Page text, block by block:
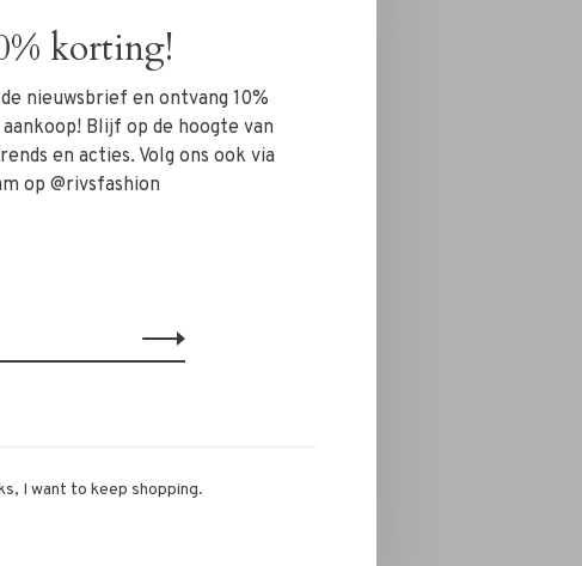
korting!
nieuwsbrief en ontvang 10%
Blijf op de hoogte van
en acties. Volg ons ook via
op @rivsfashion
I want to keep shopping.